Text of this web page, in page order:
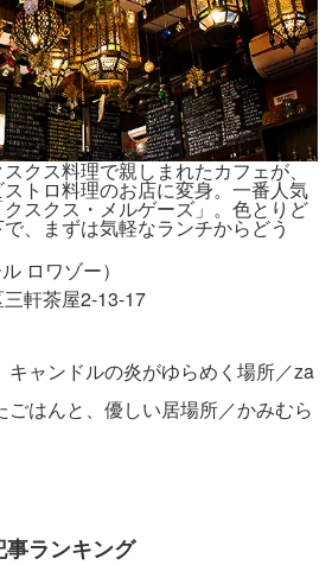
クス料理で親しまれたカフェが、
トロ料理のお店に変身。一番人気
スクス・メルゲーズ」。色とりど
、まずは気軽なランチからどう
ロワゾー）
軒茶屋2-13-17
キャンドルの炎がゆらめく場所／za
ごはんと、優しい居場所／かみむら
ランキング